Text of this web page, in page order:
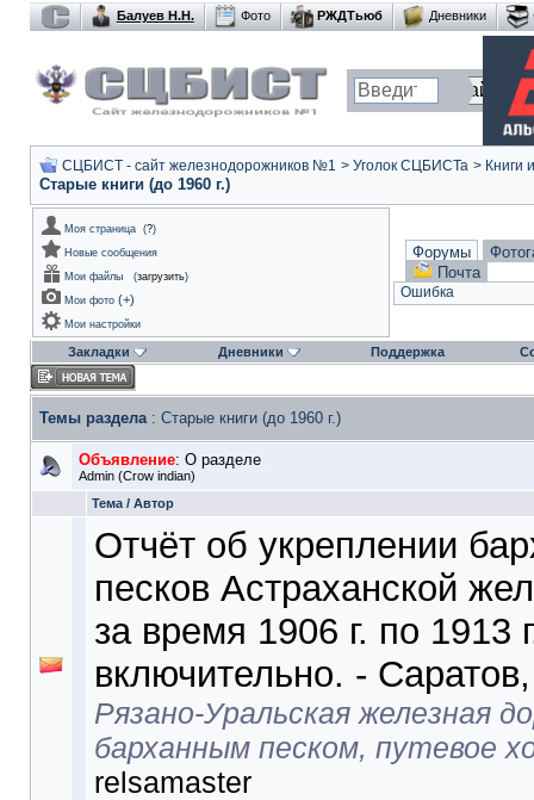
Балуев Н.Н. Фото РЖДТьюб Дневники
СЦБИСТ - сайт железнодорожников №1 > Уголок СЦБИСТа > Книги
Старые книги (до 1960 г.)
Моя страница (?)
Новые сообщения
Мои файлы
(загрузить)
Мои фото (+)
Мои настройки
Форумы
Почта
Ошибка
Закладки Дневники Поддержка
Темы раздела: Старые книги (до 1960 г.)
Объявление: О разделе
Admin (Crow indian)
Тема / Автор
Отчёт об укреплении
песков Астраханской
за время 1906 г. по 1913
включительно. -
Рязано-Уральская железная
барханным песком, путевое
relsamaster